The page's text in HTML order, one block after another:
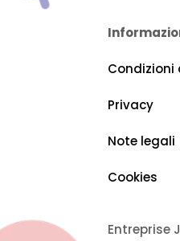
Condizioni
Privacy
Note legali
Cookies
Entreprise